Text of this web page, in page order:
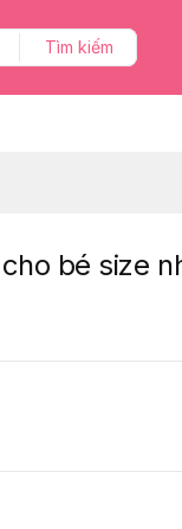
Tìm kiếm
bé size